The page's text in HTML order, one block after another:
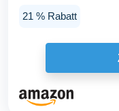
21 % Rabatt